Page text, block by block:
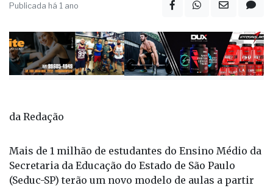
Publicada há 1 ano
da Redação
Mais de 1 milhão de estudantes do Ensino Médio da
Secretaria da Educação do Estado de São Paulo
(Seduc-SP) terão um novo modelo de aulas a partir